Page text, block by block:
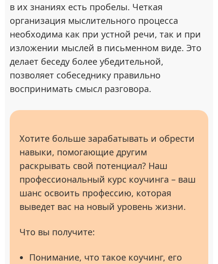
в их знаниях есть пробелы. Четкая
организация мыслительного процесса
необходима как при устной речи, так и при
изложении мыслей в письменном виде. Это
делает беседу более убедительной,
позволяет собеседнику правильно
воспринимать смысл разговора.
Хотите больше зарабатывать и обрести
навыки, помогающие другим
раскрывать свой потенциал? Наш
профессиональный курс коучинга – ваш
шанс освоить профессию, которая
выведет вас на новый уровень жизни.
Что вы получите:
Понимание, что такое коучинг, его